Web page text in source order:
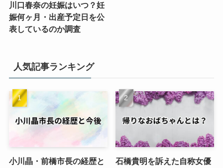
川口春奈の妊娠はいつ？妊
娠何ヶ月・出産予定日を公
表しているのか調査
人気記事ランキング
小川晶・前橋市長の経歴と
石橋貴明を訴えた自称女優